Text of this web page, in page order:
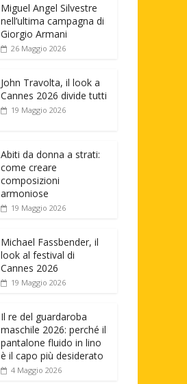
Miguel Angel Silvestre
nell’ultima campagna di
Giorgio Armani
26 Maggio 2026
John Travolta, il look a
Cannes 2026 divide tutti
19 Maggio 2026
Abiti da donna a strati:
come creare
composizioni
armoniose
19 Maggio 2026
Michael Fassbender, il
look al festival di
Cannes 2026
19 Maggio 2026
Il re del guardaroba
maschile 2026: perché il
pantalone fluido in lino
è il capo più desiderato
4 Maggio 2026